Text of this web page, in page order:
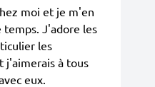
moi et je m'en
temps. J'adore les
les
j'aimerais à tous
eux.